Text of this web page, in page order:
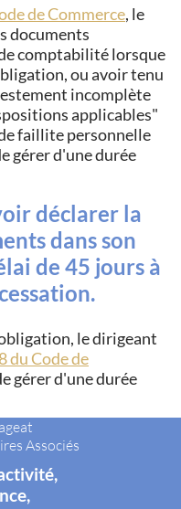
de Commerce, le
documents
comptabilité lorsque
ou avoir tenu
incomplète
applicables
faillite personnelle
gérer d'une durée
déclarer la
dans son
de 45 jours à
le dirigeant
du Code de
gérer d'une durée
Associés